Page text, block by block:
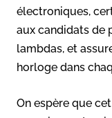
électroniques,
aux candidats de
lambdas, et
horloge dans
On espère que